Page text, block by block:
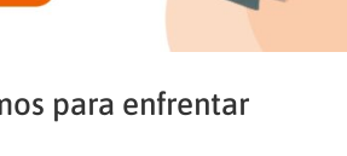
para enfrentar